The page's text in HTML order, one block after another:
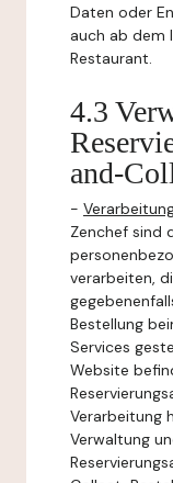
Daten oder
auch ab dem
Restaurant.
4.3
and-
-
Zenchef sind
verarbeiten,
Bestellung
Services
Website
Verarbeitung
Verwaltung